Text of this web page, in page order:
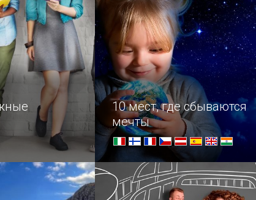
алхимиков и магов.
10 мест, где сбываются
мечты
Подборка особенных мест, где
путешественники со всего мира